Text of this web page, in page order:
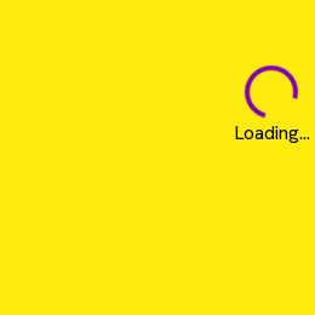
Loading...